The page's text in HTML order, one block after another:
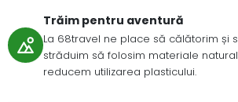
Trăim pentru aventură
La 68travel ne place să călătorim și
străduim să folosim materiale
reducem utilizarea plasticului.